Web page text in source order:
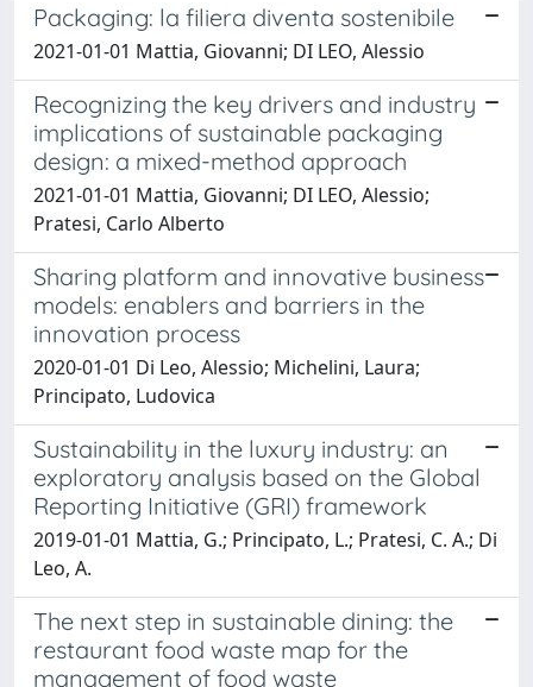
Packaging: la filiera diventa sostenibile
2021-01-01 Mattia, Giovanni; DI LEO, Alessio
Recognizing the key drivers and industry
implications of sustainable packaging
design: a mixed-method approach
2021-01-01 Mattia, Giovanni; DI LEO, Alessio;
Pratesi, Carlo Alberto
Sharing platform and innovative business
models: enablers and barriers in the
innovation process
2020-01-01 Di Leo, Alessio; Michelini, Laura;
Principato, Ludovica
Sustainability in the luxury industry: an
exploratory analysis based on the Global
Reporting Initiative (GRI) framework
2019-01-01 Mattia, G.; Principato, L.; Pratesi, C. A.; Di
Leo, A.
The next step in sustainable dining: the
restaurant food waste map for the
management of food waste